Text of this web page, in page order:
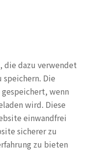
die dazu verwendet
Die
wenn
wird. Diese
einwandfrei
sicherer zu
zu bieten